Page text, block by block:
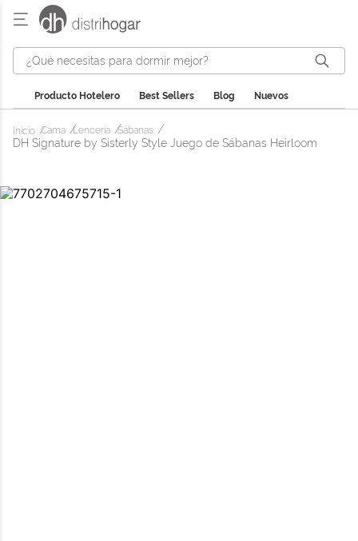
¿Qué necesitas para dormir mejor?
Producto Hotelero Best Sellers Blog Nuevos
Cama Lencería Sábanas
DH Signature by Sisterly Style Juego de Sábanas Heirloom